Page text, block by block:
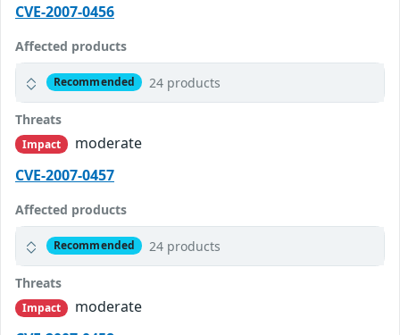
CVE-2007-0456
Affected products
Recommended 24 products
Threats
Impact
moderate
CVE-2007-0457
Affected products
Recommended 24 products
Threats
Impact
moderate